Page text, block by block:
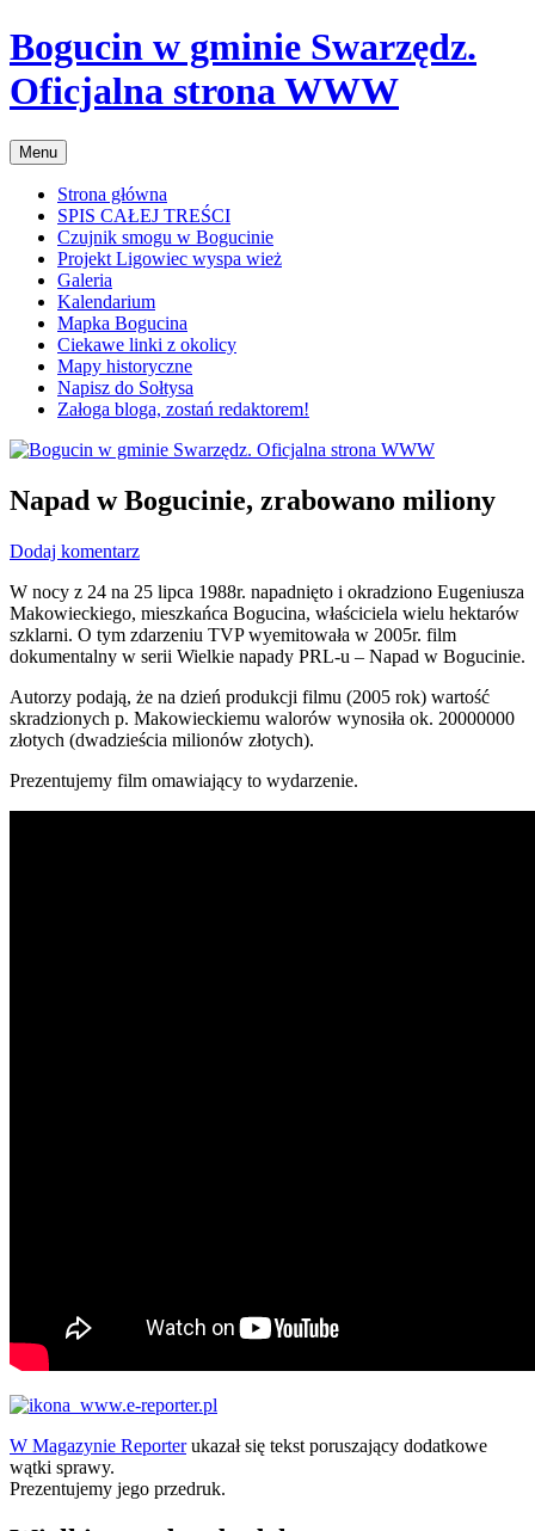
Przejdź
do
treści
Bogucin w gminie Swarzędz.
Oficjalna strona WWW
Menu
Strona główna
SPIS CAŁEJ TREŚCI
Czujnik smogu w Bogucinie
Projekt Ligowiec wyspa wież
Galeria
Kalendarium
Mapka Bogucina
Ciekawe linki z okolicy
Mapy historyczne
Napisz do Sołtysa
Załoga bloga, zostań redaktorem!
Napad w Bogucinie, zrabowano miliony
Dodaj komentarz
W nocy z 24 na 25 lipca 1988r. napadnięto i okradziono Eugeniusza
Makowieckiego, mieszkańca Bogucina, właściciela wielu hektarów
szklarni. O tym zdarzeniu TVP wyemitowała w 2005r. film
dokumentalny w serii Wielkie napady PRL-u – Napad w Bogucinie.
Autorzy podają, że na dzień produkcji filmu (2005 rok) wartość
skradzionych p. Makowieckiemu walorów wynosiła ok. 20000000
złotych (dwadzieścia milionów złotych).
Prezentujemy film omawiający to wydarzenie.
W Magazynie Reporterukazał się tekst poruszający dodatkowe
wątki sprawy.
Prezentujemy jego przedruk.